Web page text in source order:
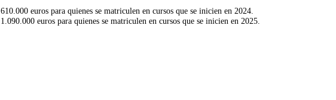
610.000 euros para quienes se matriculen en cursos que se inicien en 2024.
1.090.000 euros para quienes se matriculen en cursos que se inicien en 2025.